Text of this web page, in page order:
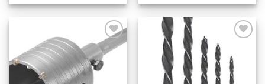
Dodaj
na
želja